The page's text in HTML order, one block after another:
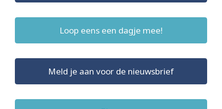
Loop eens een dagje mee!
Meld je aan voor de nieuwsbrief